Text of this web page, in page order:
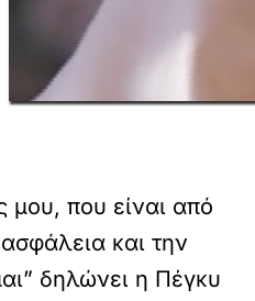
μου, που είναι από
και την
δηλώνει η Πέγκυ